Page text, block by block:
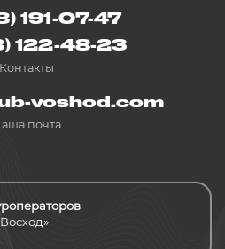
191-07-47
122-48-23
Контакты
voshod.com
почта